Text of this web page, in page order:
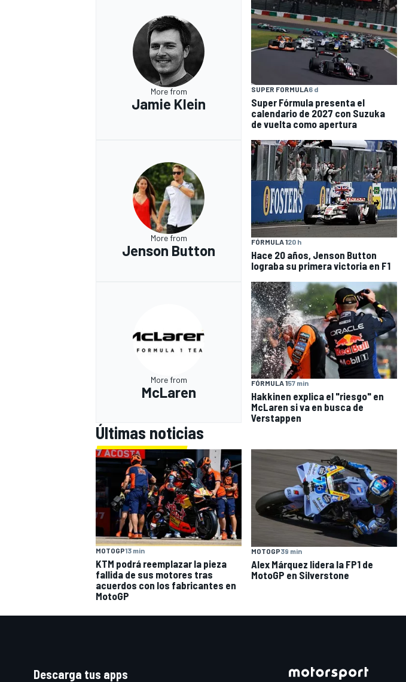
More from
Jamie Klein
SUPER FORMULA6 d
Super Fórmula presenta el
calendario de 2027 con Suzuka
de vuelta como apertura
More from
Jenson Button
FÓRMULA 120 h
Hace 20 años, Jenson Button
lograba su primera victoria en F1
More from
McLaren
FÓRMULA 157 min
Hakkinen explica el "riesgo" en
McLaren si va en busca de
Verstappen
Últimas noticias
MOTOGP13 min
KTM podrá reemplazar la pieza
fallida de sus motores tras
acuerdos con los fabricantes en
MotoGP
MOTOGP39 min
Alex Márquez lidera la FP1 de
MotoGP en Silverstone
Descarga tus apps